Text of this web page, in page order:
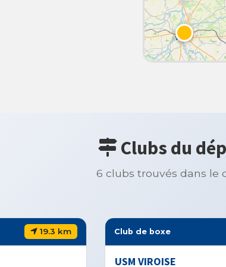
Clubs du
6 clubs trouvés dans le
19.3 km Club de boxe
USM VIROISE